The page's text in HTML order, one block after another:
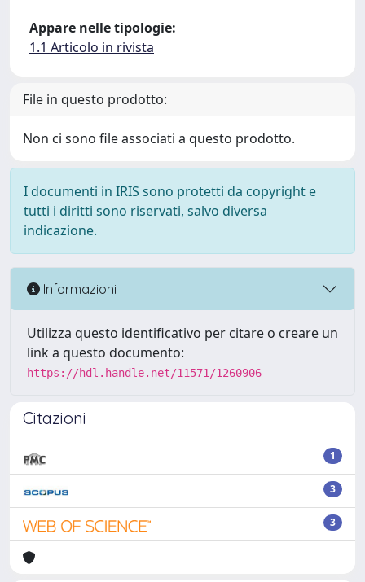
Appare nelle tipologie:
1.1 Articolo in rivista
File in questo prodotto:
Non ci sono file associati a questo prodotto.
I documenti in IRIS sono protetti da copyright e
tutti i diritti sono riservati, salvo diversa
indicazione.
Informazioni
Utilizza questo identificativo per citare o creare un
link a questo documento:
https://hdl.handle.net/11571/1260906
Citazioni
1
3
3